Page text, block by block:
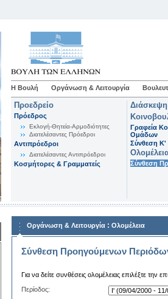
Η Βουλή Οργάνωση & Λειτουργία
Προεδρείο
Πρόεδρος
Εκλογή-Θητεία-Αρμοδιότητες
Διατελέσαντες Πρόεδροι
Αντιπρόεδροι
Διατελέσαντες Αντιπρόεδροι
Κοσμήτορες & Γραμματείς
Γραφεία
Ομάδων
Σύνθεση K'
Σύνθεση
Οργάνωση & Λειτουργία : Ολομέλεια
Σύνθεση Προηγούμενων
Για να δείτε συνθέσεις ολομέλειας επιλέξτε την
Περίοδος: